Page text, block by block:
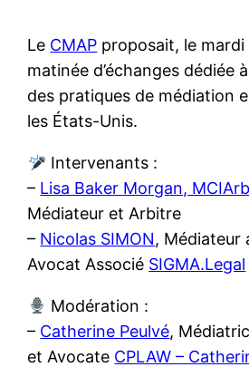
Le CMAP proposait, le mardi
matinée d’échanges dédiée
des pratiques de médiation
les États-Unis.
Intervenants :
– Lisa Baker Morgan,
Médiateur et Arbitre
– Nicolas SIMON, Médiateur
Avocat Associé SIGMA.Legal
Modération :
– Catherine Peulvé,
et Avocate CPLAW –